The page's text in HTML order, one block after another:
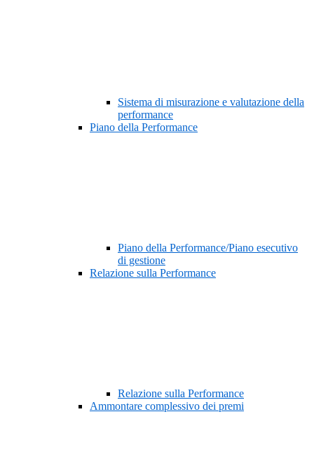
Sistema di misurazione e valutazione della
performance
Piano della Performance
Piano della Performance/Piano esecutivo
di gestione
Relazione sulla Performance
Relazione sulla Performance
Ammontare complessivo dei premi